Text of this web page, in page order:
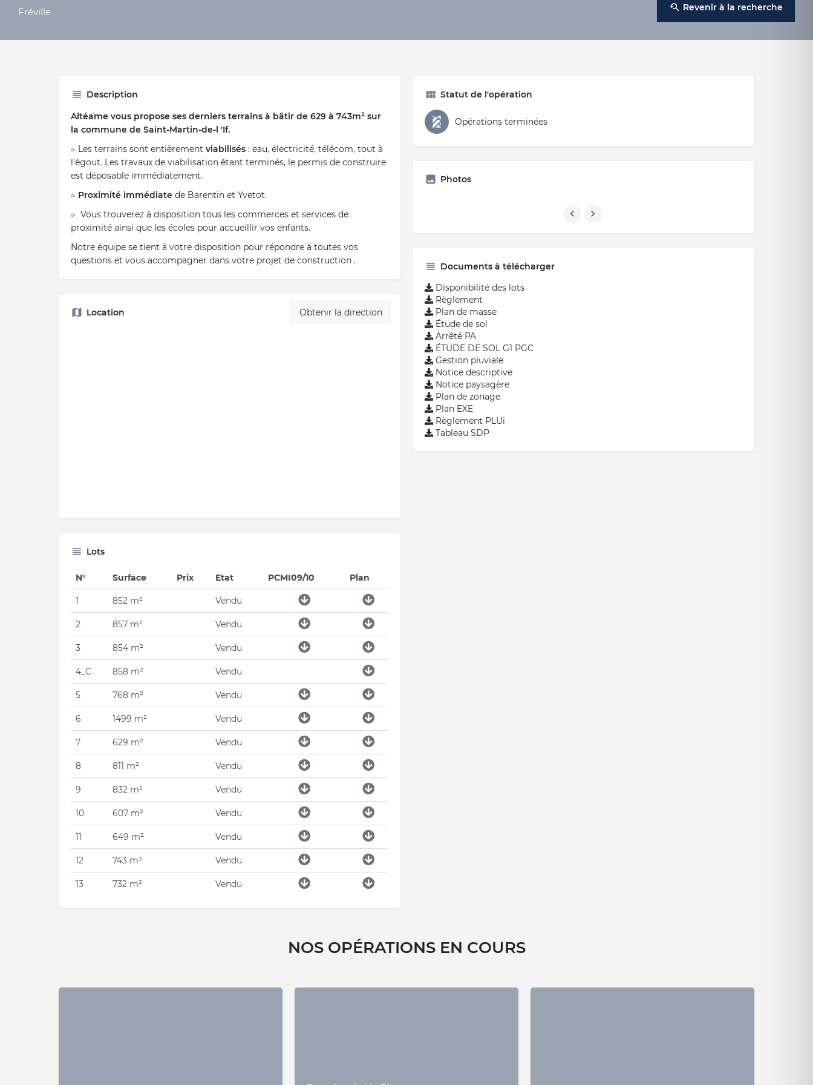
Fréville Revenir à la recherche
Description
Altéame vous propose ses derniers terrains à bâtir de 629 à 743m² sur
la commune de Saint-Martin-de-l 'If.
▷ Les terrains sont entièrement viabilisés : eau, électricité, télécom, tout à
l'égout. Les travaux de viabilisation étant terminés, le permis de construire
est déposable immédiatement.
▷ Proximité immédiate de Barentin et Yvetot.
▷ Vous trouverez à disposition tous les commerces et services de
proximité ainsi que les écoles pour accueillir vos enfants.
Notre équipe se tient à votre disposition pour répondre à toutes vos
questions et vous accompagner dans votre projet de construction .
Location Obtenir la direction
Lots
N° Surface Prix Etat PCMI09/10 Plan
1 852 m² Vendu
2 857 m² Vendu
3 854 m² Vendu
4_C 858 m² Vendu
5 768 m² Vendu
6 1499 m² Vendu
7 629 m² Vendu
8 811 m² Vendu
9 832 m² Vendu
10 607 m² Vendu
11 649 m² Vendu
12 743 m² Vendu
13 732 m² Vendu
Statut de l'opération
Opérations terminées
Photos
Documents à télécharger
Disponibilité des lots
Règlement
Plan de masse
Étude de sol
Arrêté PA
ÉTUDE DE SOL G1 PGC
Gestion pluviale
Notice descriptive
Notice paysagère
Plan de zonage
Plan EXE
Règlement PLUi
Tableau SDP
NOS OPÉRATIONS EN COURS